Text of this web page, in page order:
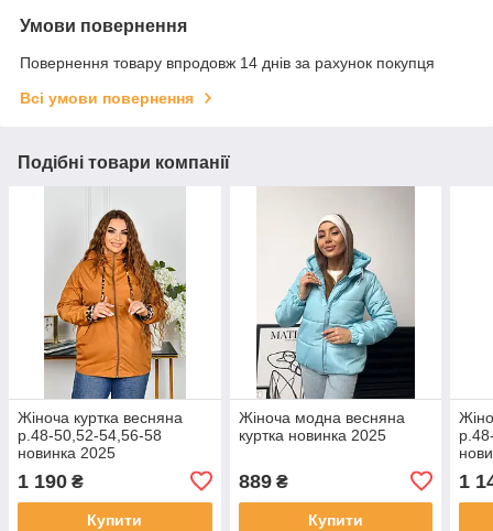
Умови повернення
Повернення товару впродовж 14 днів за рахунок покупця
Всі умови повернення
Подібні товари компанії
Жіноча куртка весняна
р.48-50,52-54,56-58
новинка 2025
1 190 ₴
Купити
Жіноча модна весняна
куртка новинка 2025
889₴
Купити
1